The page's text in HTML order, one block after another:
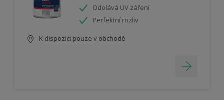
Odolává UV záření
Perfektní rozliv
K dispozici pouze v obchodě